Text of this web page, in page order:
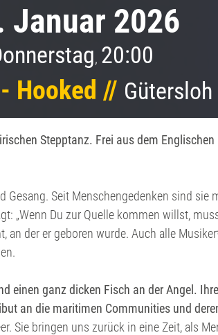
Januar 2026
, 20:00
Hooked //
Stepptanz. Frei aus dem
Seit Menschengedenken sind
„Wenn Du zur Quelle kommen willst,
der er geboren wurde. Auch alle
einen ganz dicken Fisch an der Angel.
an die maritimen Communities und
Sie bringen uns zurück in eine Zeit, als